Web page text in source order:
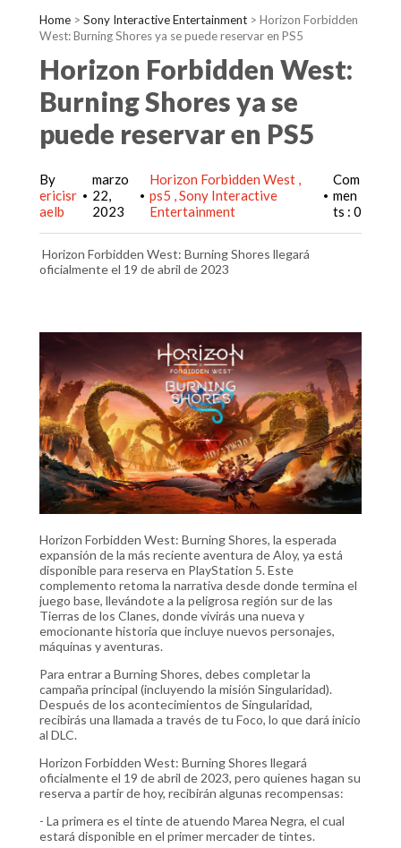
Home > Sony Interactive Entertainment > Horizon Forbidden
West: Burning Shores ya se puede reservar en PS5
Horizon Forbidden West:
Burning Shores ya se
puede reservar en PS5
By
ericisr
aelb
•
marzo
22,
2023
•
Horizon Forbidden West
ps5 Sony Interactive
Entertainment
•
Com
men
ts : 0
Horizon Forbidden West: Burning Shores llegará
oficialmente el 19 de abril de 2023
Horizon Forbidden West: Burning Shores, la esperada
expansión de la más reciente aventura de Aloy, ya está
disponible para reserva en PlayStation 5. Este
complemento retoma la narrativa desde donde termina el
juego base, llevándote a la peligrosa región sur de las
Tierras de los Clanes, donde vivirás una nueva y
emocionante historia que incluye nuevos personajes,
máquinas y aventuras.
Para entrar a Burning Shores, debes completar la
campaña principal (incluyendo la misión Singularidad).
Después de los acontecimientos de Singularidad,
recibirás una llamada a través de tu Foco, lo que dará inicio
al DLC.
Horizon Forbidden West: Burning Shores llegará
oficialmente el 19 de abril de 2023, pero quienes hagan su
reserva a partir de hoy, recibirán algunas recompensas:
- La primera es el tinte de atuendo Marea Negra, el cual
estará disponible en el primer mercader de tintes.